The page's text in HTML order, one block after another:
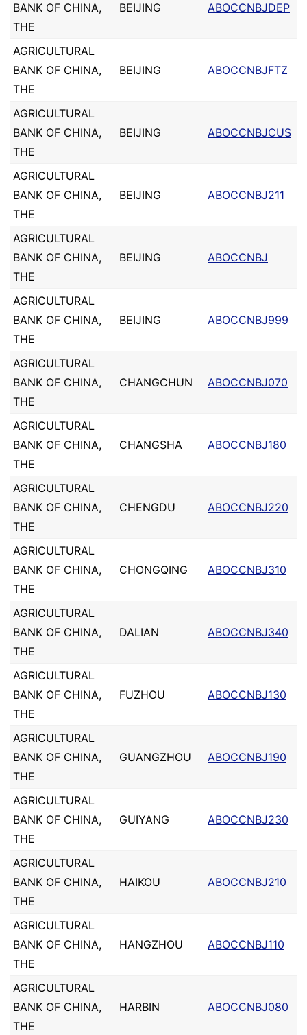
BANK OF CHINA,
THE
BEIJING ABOCCNBJDEP
AGRICULTURAL
BANK OF CHINA,
THE
BEIJING ABOCCNBJFTZ
AGRICULTURAL
BANK OF CHINA,
THE
BEIJING ABOCCNBJCUS
AGRICULTURAL
BANK OF CHINA,
THE
BEIJING ABOCCNBJ211
AGRICULTURAL
BANK OF CHINA,
THE
BEIJING ABOCCNBJ
AGRICULTURAL
BANK OF CHINA,
THE
BEIJING ABOCCNBJ999
AGRICULTURAL
BANK OF CHINA,
THE
CHANGCHUN ABOCCNBJ070
AGRICULTURAL
BANK OF CHINA,
THE
CHANGSHA ABOCCNBJ180
AGRICULTURAL
BANK OF CHINA,
THE
CHENGDU ABOCCNBJ220
AGRICULTURAL
BANK OF CHINA,
THE
CHONGQING ABOCCNBJ310
AGRICULTURAL
BANK OF CHINA,
THE
DALIAN ABOCCNBJ340
AGRICULTURAL
BANK OF CHINA,
THE
FUZHOU ABOCCNBJ130
AGRICULTURAL
BANK OF CHINA,
THE
GUANGZHOU ABOCCNBJ190
AGRICULTURAL
BANK OF CHINA,
THE
GUIYANG ABOCCNBJ230
AGRICULTURAL
BANK OF CHINA,
THE
HAIKOU ABOCCNBJ210
AGRICULTURAL
BANK OF CHINA,
THE
HANGZHOU ABOCCNBJ110
AGRICULTURAL
BANK OF CHINA,
THE
HARBIN ABOCCNBJ080